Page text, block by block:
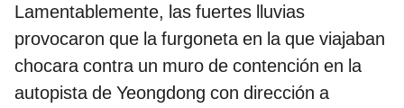
Lamentablemente, las fuertes lluvias
provocaron que la furgoneta en la que viajaban
chocara contra un muro de contención en la
autopista de Yeongdong con dirección a